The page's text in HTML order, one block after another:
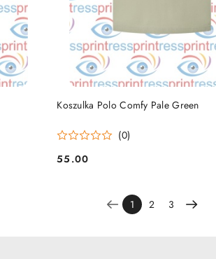
Koszulka Polo Comfy Pale Green
(0)
Cena:
55.00
DO KOSZYKA
1 2 3